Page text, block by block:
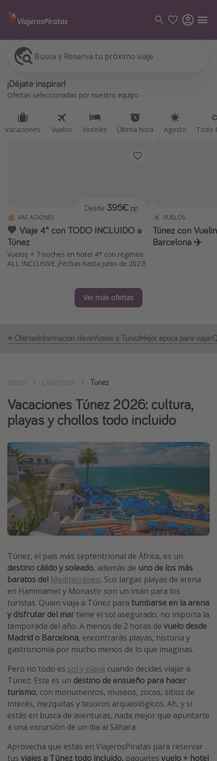
Busca y Reserva tu próximo viaje
¡Déjate inspirar!
Ofertas seleccionadas por nuestro equipo
Vacaciones Vuelos Hoteles Última hora Agosto Todo
Vacaciones
Vuelos
Viajes
Grecia
Marruecos
Islas Baleares
México
Inspiración para viajes
Viajar sola como mujer
Ofertas para Vacaciones Activas
Vacaciones de Playa
Viajes para singles
Escapadas románticas
Más temas
Trabajar en el extranjero
Hoteles más hot de España
Guía de equipaje de mano
Parques de atracciones
Viaja con musicales
El Rey León el musical
Harry Potter en Londres y otros destinos
Eventos deportivos
VACACIONES
💙 Viaje 4* con TODO INCLUIDO a
Túnez
Vuelos + 7 noches en hotel 4* con régimen
ALL INCLUSIVE ¡Fechas hasta junio de 2027!
Desde 395€ pp
VUELOS
Túnez con
Barcelona ✈️
Ver más ofertas
⭐️ OfertasInformacion claveVuelos a TunezMejor epoca para viajar
Tunez
Vacaciones Túnez 2026: cultura,
playas y chollos todo incluido
Túnez, el país más septentrional de África, es un
destino cálido y soleado, además de uno de los más
baratos del Mediterráneo. Sus largas playas de arena
en Hammamet y Monastir son un imán para los
turistas. Quien viaja a Túnez para tumbarse en la arena
y disfrutar del mar tiene el sol asegurado, no importa la
temporada del año. A menos de 2 horas de vuelo desde
Madrid o Barcelona, encontrarás playas, historia y
gastronomía por mucho menos de lo que imaginas.
Pero no todo es sol y playa cuando decides viajar a
Túnez. Este es un destino de ensueño para hacer
turismo, con monumentos, museos, zocos, sitios de
interés, mezquitas y tesoros arqueológicos. Ah, y si
estás en busca de aventuras, nada mejor que apuntarte
a una excursión de un día al Sáhara.
Aprovecha que estás en ViajerosPiratas para reservar
tus viajes a Túnez todo incluido, paquetes vuelo + hotel